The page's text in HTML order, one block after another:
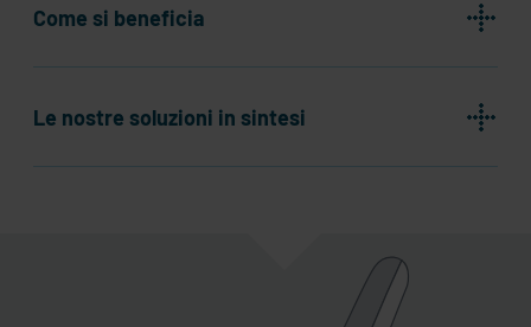
Come si beneficia
Le nostre soluzioni in sintesi